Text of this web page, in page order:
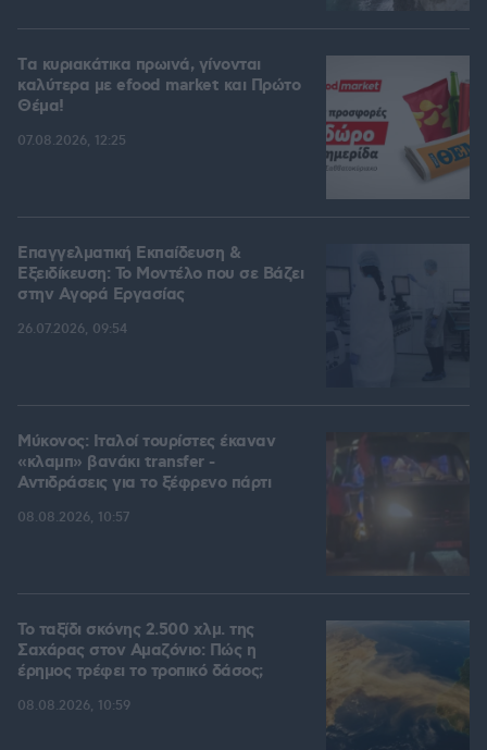
Tα κυριακάτικα πρωινά, γίνονται
καλύτερα με efood market και Πρώτο
Θέμα!
07.08.2026, 12:25
Επαγγελματική Εκπαίδευση &
Εξειδίκευση: Το Mοντέλο που σε Bάζει
στην Aγορά Eργασίας
26.07.2026, 09:54
Μύκονος: Ιταλοί τουρίστες έκαναν
«κλαμπ» βανάκι transfer -
Αντιδράσεις για το ξέφρενο πάρτι
08.08.2026, 10:57
Το ταξίδι σκόνης 2.500 χλμ. της
Σαχάρας στον Αμαζόνιο: Πώς η
έρημος τρέφει το τροπικό δάσος;
08.08.2026, 10:59